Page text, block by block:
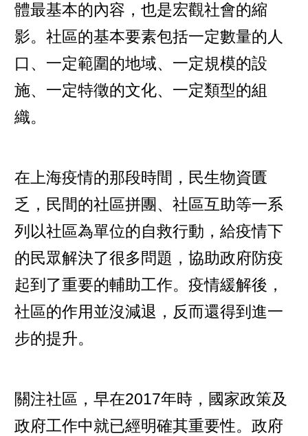
體最基本的內容，也是宏觀社會的縮
影。社區的基本要素包括一定數量的人
口、一定範圍的地域、一定規模的設
施、一定特徵的文化、一定類型的組
織。
在上海疫情的那段時間，民生物資匱
乏，民間的社區拼團、社區互助等一系
列以社區為單位的自救行動，給疫情下
的民眾解決了很多問題，協助政府防疫
起到了重要的輔助工作。疫情緩解後，
社區的作用並沒減退，反而還得到進一
步的提升。
關注社區，早在2017年時，國家政策及
政府工作中就已經明確其重要性。政府